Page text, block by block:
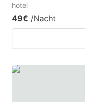
hotel
49€ /Nacht